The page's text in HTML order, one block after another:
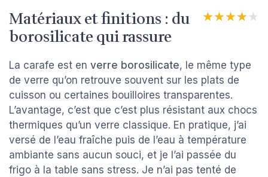
Matériaux et finitions : du
borosilicate qui rassure
★★★★★
★★★★★
La carafe est en verre borosilicate, le même type
de verre qu’on retrouve souvent sur les plats de
cuisson ou certaines bouilloires transparentes.
L’avantage, c’est que c’est plus résistant aux chocs
thermiques qu’un verre classique. En pratique, j’ai
versé de l’eau fraîche puis de l’eau à température
ambiante sans aucun souci, et je l’ai passée du
frigo à la table sans stress. Je n’ai pas tenté de